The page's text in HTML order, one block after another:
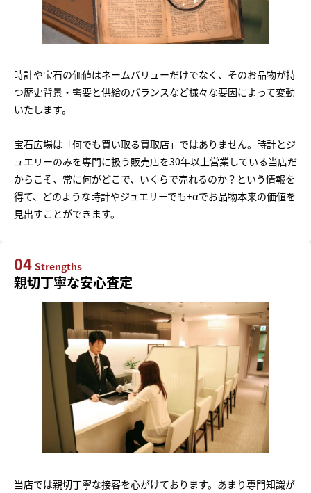
時計や宝石の価値はネームバリューだけでなく、そのお品物が持
つ歴史背景・需要と供給のバランスなど様々な要因によって変動
いたします。
宝石広場は「何でも買い取る買取店」ではありません。時計とジ
ュエリーのみを専門に扱う販売店を30年以上営業している当店だ
からこそ、常に何がどこで、いくらで売れるのか？という情報を
得て、どのような時計やジュエリーでも+αでお品物本来の価値を
見出すことができます。
04 Strengths
親切丁寧な安心査定
当店では親切丁寧な接客を心がけております。あまり専門知識が